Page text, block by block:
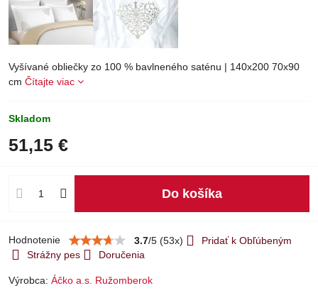
Vyšívané obliečky zo 100 % bavlneného saténu | 140x200 70x90
cm Čítajte viac
Skladom
51,15 €
Do košíka
Hodnotenie 3.7/5 (53x)
Pridať k Obľúbeným
Strážny pes
Doručenia
Výrobca: Áčko a.s. Ružomberok